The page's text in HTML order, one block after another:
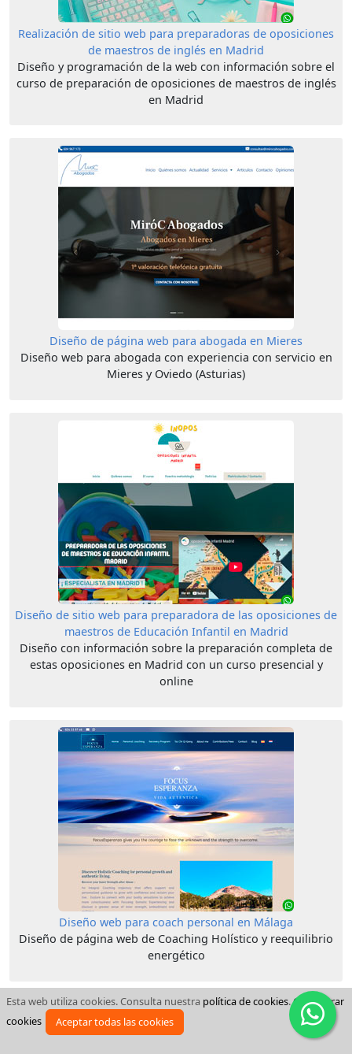
Realización de sitio web para preparadoras de oposiciones
de maestros de inglés en Madrid
Diseño y programación de la web con información sobre el
curso de preparación de oposiciones de maestros de inglés
en Madrid
Diseño de página web para abogada en Mieres
Diseño web para abogada con experiencia con servicio en
Mieres y Oviedo (Asturias)
Diseño de sitio web para preparadora de las oposiciones de
maestros de Educación Infantil en Madrid
Diseño con información sobre la preparación completa de
estas oposiciones en Madrid con un curso presencial y
online
Diseño web para coach personal en Málaga
Diseño de página web de Coaching Holístico y reequilibrio
energético
Esta web utiliza cookies. Consulta nuestra política de cookies.Configurar
cookies
Aceptar todas las cookies